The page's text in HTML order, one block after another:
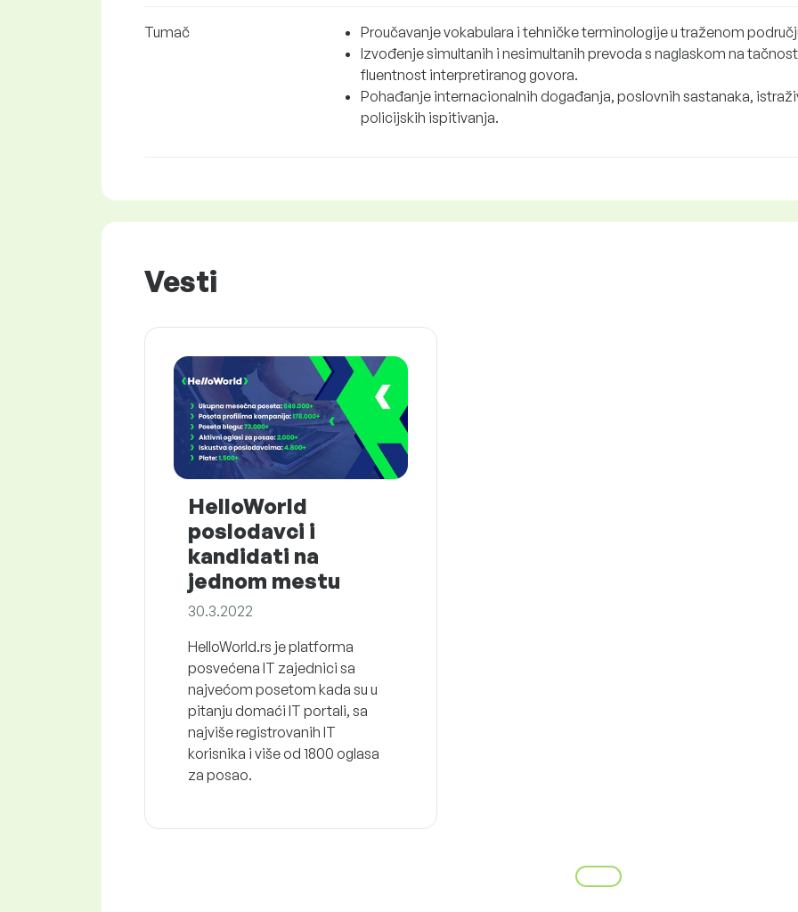
Tumač
Proučavanje vokabulara i tehničke terminologije u traženom
Izvođenje simultanih i nesimultanih prevoda s naglaskom na
fluentnost interpretiranog govora.
Pohađanje internacionalnih događanja, poslovnih sastanaka,
policijskih ispitivanja.
Vesti
HelloWorld
poslodavci i
kandidati na
jednom mestu
30.3.2022
HelloWorld.rs je platforma
posvećena IT zajednici sa
najvećom posetom kada su u
pitanju domaći IT portali, sa
najviše registrovanih IT
korisnika i više od 1800 oglasa
za posao.